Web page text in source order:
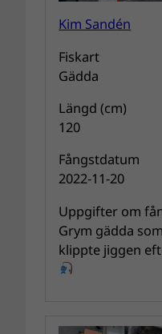
Kim Sandén
Fiskart
Gädda
Längd (cm)
120
Fångstdatum
2022-11-20
Uppgifter om
Grym gädda
klippte jiggen